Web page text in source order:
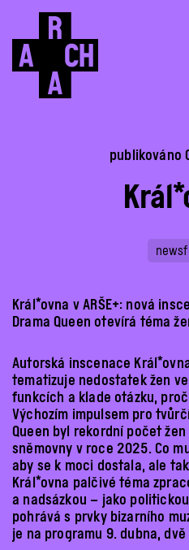
publikováno
Král*ovna v ARŠE+: nová
Drama Queen otevírá téma
Autorská inscenace
tematizuje nedostatek žen
funkcích a klade otázku,
Výchozím impulsem pro
Queen byl rekordní počet
sněmovny v roce 2025. Co
aby se k moci dostala, ale
Král*ovna palčivé téma
a nadsázkou – jako
pohrává s prvky bizarního
je na programu 9. dubna,